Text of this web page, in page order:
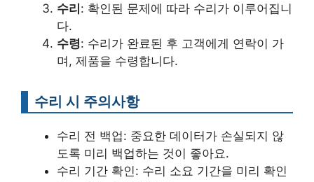
수리: 확인된 문제에 따라 수리가 이루어집니
다.
수령: 수리가 완료된 후 고객에게 연락이 가
며, 제품을 수령합니다.
수리 시 주의사항
수리 전 백업: 중요한 데이터가 손실되지 않
도록 미리 백업하는 것이 좋아요.
수리 기간 확인: 수리 소요 기간을 미리 확인